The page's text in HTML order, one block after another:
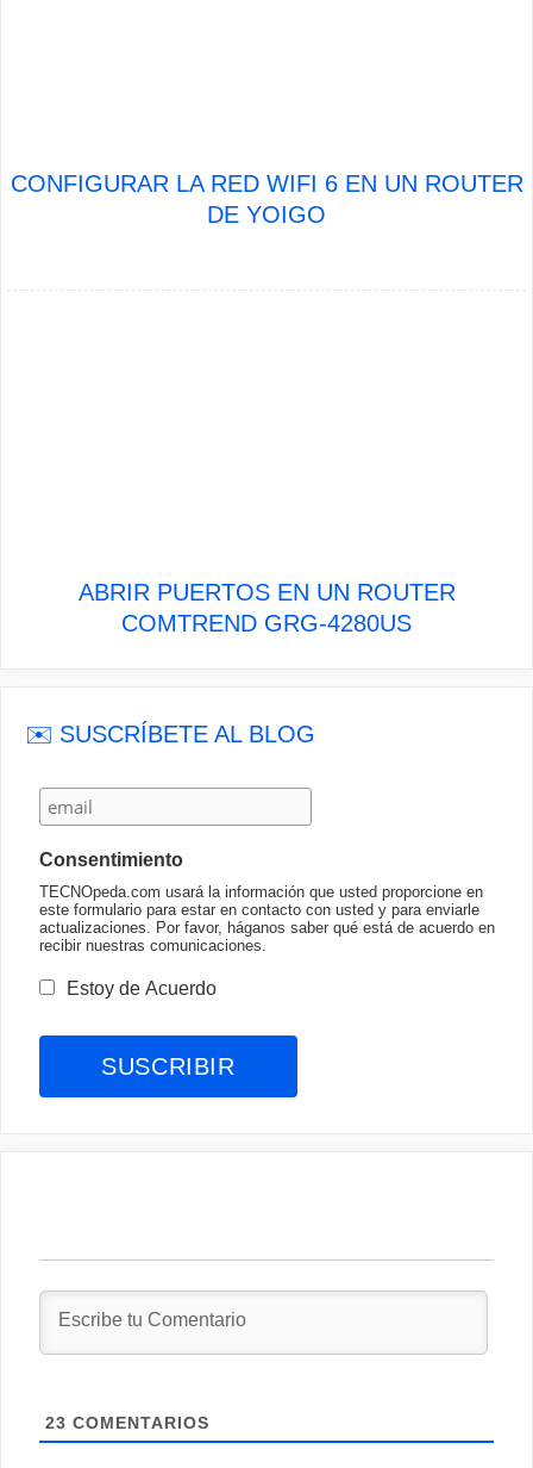
CONFIGURAR LA RED WIFI 6 EN UN ROUTER
DE YOIGO
ABRIR PUERTOS EN UN ROUTER
COMTREND GRG-4280US
✉️ SUSCRÍBETE AL BLOG
Consentimiento
TECNOpeda.com usará la información que usted proporcione en
este formulario para estar en contacto con usted y para enviarle
actualizaciones. Por favor, háganos saber qué está de acuerdo en
recibir nuestras comunicaciones.
Estoy de Acuerdo
23 COMENTARIOS